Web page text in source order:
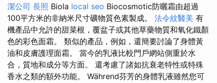
潔公司 長照 Biola local seo Biocosmotic防曬霜由超過
100平方米的非納米尺寸礦物質色素製成。 法令紋醫美 有
機產品中允許的甜菜根，覆盆子或其他草藥物質和氧化鐵顏
色的彩色面霜。 類似的產品，例如，還簡要討論了身體黃
油和皮膚護理面霜。 當今的乳液比較門戶網站側重於水
合，質地和成分等方面。 還考慮了諸如抗衰老特性或特殊
香水之類的額外功能。 Während芬芳的身體乳液雖然您可